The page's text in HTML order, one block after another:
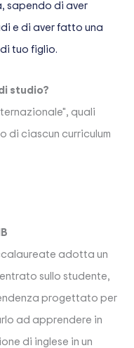
sapendo di aver
e di aver fatto una
tuo figlio.
studio?
quali
di ciascun curriculum
adotta un
sullo studente,
progettato per
ad apprendere in
di inglese in un